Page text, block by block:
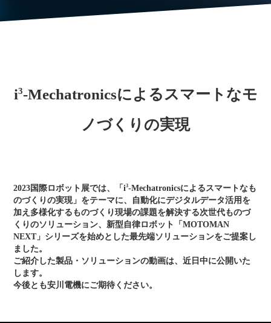
i3-Mechatronicsによるスマートなモ
ノづくりの実現
2023国際ロボット展では、「i3-Mechatronicsによるスマートなも
のづくりの実現」をテーマに、自動化にデジタルデータ活用を
加え多様化するものづくり現場の課題を解決する次世代ものづ
くりのソリューション、新型自律ロボット「MOTOMAN
NEXT」シリーズを始めとした最先端ソリューションをご提案し
ました。
ご紹介した製品・ソリューションの動画は、近日中に公開いた
します。
今後とも安川電機にご期待ください。